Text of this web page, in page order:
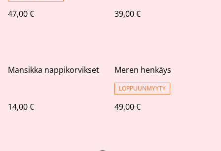
47,00 € 39,00 €
Mansikka nappikorvikset
14,00 €
Meren henkäys
LOPPUUNMYYTY
49,00 €